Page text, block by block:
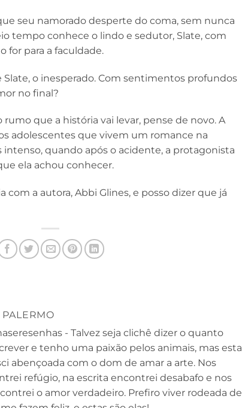
seu namorado desperte do coma, sem nunca
tempo conhece o lindo e sedutor, Slate, com
for para a faculdade.
Slate, o inesperado. Com sentimentos profundos
no final?
que a história vai levar, pense de novo. A
adolescentes que vivem um romance na
quando após o acidente, a protagonista
ela achou conhecer.
com a autora, Abbi Glines, e posso dizer que já
- Talvez seja clichê dizer o quanto
e tenho uma paixão pelos animais, mas esta
abençoada com o dom de amar a arte. Nos
refúgio, na escrita encontrei desabafo e nos
o amor verdadeiro. Prefiro viver rodeada de